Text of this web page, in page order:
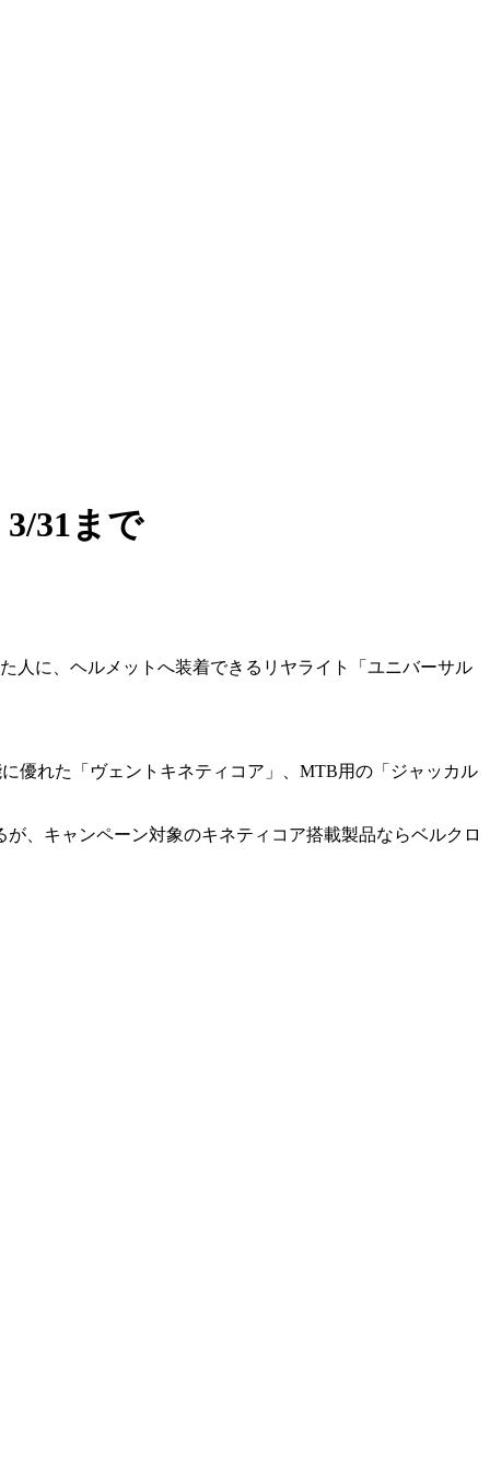
31まで
人に、ヘルメットへ装着できるリヤライト「ユニバーサル
優れた「ヴェントキネティコア」、MTB用の「ジャッカル
、キャンペーン対象のキネティコア搭載製品ならベルクロ